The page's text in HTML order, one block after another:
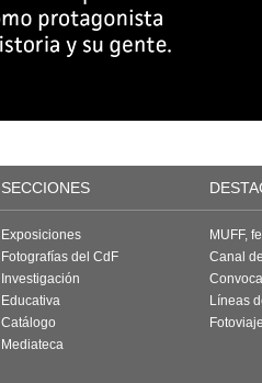
SECCIONES
Exposiciones
Fotografías del CdF
Investigación
Educativa
Catálogo
Mediateca
MUFF,
Canal
Líneas